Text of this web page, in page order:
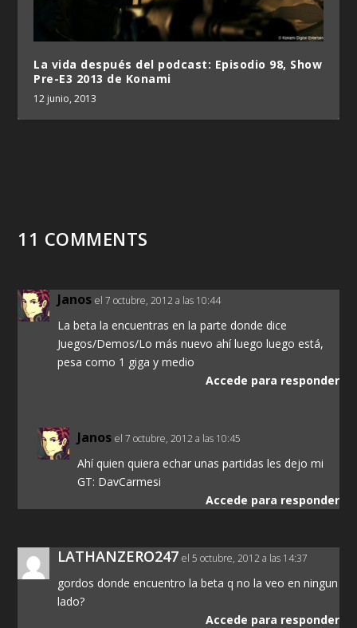
La vida después del podcast: Episodio 98, Show
Pre-E3 2013 de Konami
12 junio, 2013
11 COMMENTS
Janos el 7 octubre, 2012 a las 10:44
La beta la encuentras en la parte donde dice
Juegos/Demos/Lo más nuevo ahí luego luego está,
pesa como 1 giga y medio
Accede para responder
Janos el 7 octubre, 2012 a las 10:45
Ahí quien quiera echar unas partidas les dejo mi
GT: DavCarmesi
Accede para responder
LATHANZERO247 el 5 octubre, 2012 a las 14:37
gordos donde encuentro la beta q no la veo en ningun
lado?
Accede para responder